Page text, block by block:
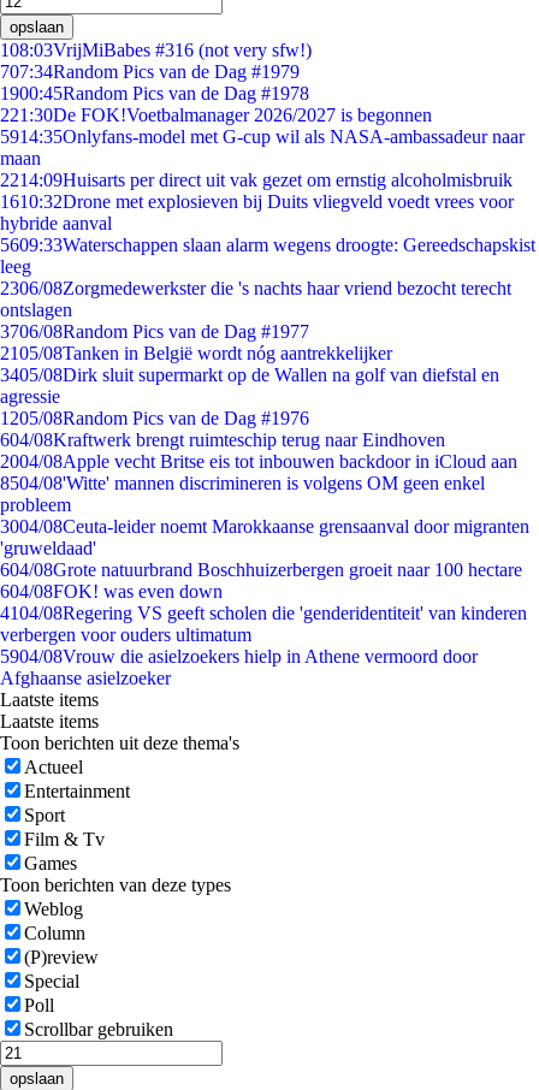
opslaan
108:03VrijMiBabes #316 (not very sfw!)
707:34Random Pics van de Dag #1979
1900:45Random Pics van de Dag #1978
221:30De FOK!Voetbalmanager 2026/2027 is begonnen
5914:35Onlyfans-model met G-cup wil als NASA-ambassadeur naar
maan
2214:09Huisarts per direct uit vak gezet om ernstig alcoholmisbruik
1610:32Drone met explosieven bij Duits vliegveld voedt vrees voor
hybride aanval
5609:33Waterschappen slaan alarm wegens droogte: Gereedschapskist
leeg
2306/08Zorgmedewerkster die 's nachts haar vriend bezocht terecht
ontslagen
3706/08Random Pics van de Dag #1977
2105/08Tanken in België wordt nóg aantrekkelijker
3405/08Dirk sluit supermarkt op de Wallen na golf van diefstal en
agressie
1205/08Random Pics van de Dag #1976
604/08Kraftwerk brengt ruimteschip terug naar Eindhoven
2004/08Apple vecht Britse eis tot inbouwen backdoor in iCloud aan
8504/08'Witte' mannen discrimineren is volgens OM geen enkel
probleem
3004/08Ceuta-leider noemt Marokkaanse grensaanval door migranten
'gruweldaad'
604/08Grote natuurbrand Boschhuizerbergen groeit naar 100 hectare
604/08FOK! was even down
4104/08Regering VS geeft scholen die 'genderidentiteit' van kinderen
verbergen voor ouders ultimatum
5904/08Vrouw die asielzoekers hielp in Athene vermoord door
Afghaanse asielzoeker
Laatste items
Laatste items
Toon berichten uit deze thema's
Actueel
Entertainment
Sport
Film & Tv
Games
Toon berichten van deze types
Weblog
Column
(P)review
Special
Poll
Scrollbar gebruiken
opslaan